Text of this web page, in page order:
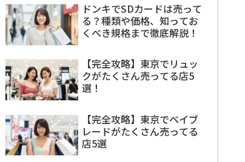
ドンキでSDカードは売って
る？種類や価格、知ってお
くべき規格まで徹底解説！
【完全攻略】東京でリュッ
クがたくさん売ってる店5
選！
【完全攻略】東京でベイブ
レードがたくさん売ってる
店5選